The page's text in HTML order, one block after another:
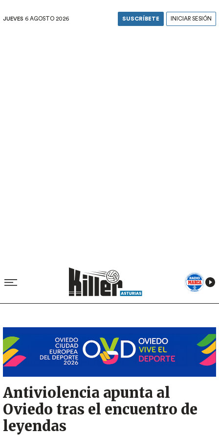
JUEVES 6 AGOSTO 2026 SUSCRÍBETE INICIAR SESIÓN
Antiviolencia apunta al
Oviedo tras el encuentro de
leyendas